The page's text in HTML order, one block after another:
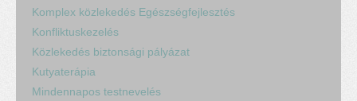
Komplex közlekedés Egészségfejlesztés
Konfliktuskezelés
Közlekedés biztonsági pályázat
Kutyaterápia
Mindennapos testnevelés